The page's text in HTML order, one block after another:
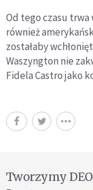
Od tego czasu
również
zostałaby
Waszyngton nie
Fidela Castro jako
Tworzymy